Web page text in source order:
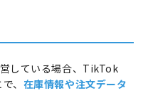
している場合、TikTok
、 在庫情報や注文データ